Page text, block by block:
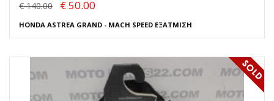
€ 140.00 € 50.00
HONDA ASTREA GRAND - MACH SPEED ΕΞΑΤΜΙΣΗ